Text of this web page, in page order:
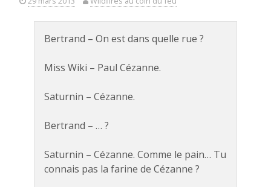
Bertrand – On est dans quelle rue ?
Miss Wiki – Paul Cézanne.
Saturnin – Cézanne.
Bertrand – … ?
Saturnin – Cézanne. Comme le pain… Tu
connais pas la farine de Cézanne ?